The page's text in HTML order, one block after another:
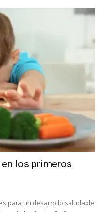
los primeros
para un desarrollo saludable